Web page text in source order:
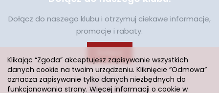
Dołącz do naszego klubu i otrzymuj ciekawe informacje,
promocje i rabaty.
Klikając “Zgoda” akceptujesz zapisywanie wszystkich
danych cookie na twoim urządzeniu. Kliknięcie “Odmowa”
oznacza zapisywanie tylko danych niezbędnych do
funkcjonowania strony. Więcej informacji o cookie w